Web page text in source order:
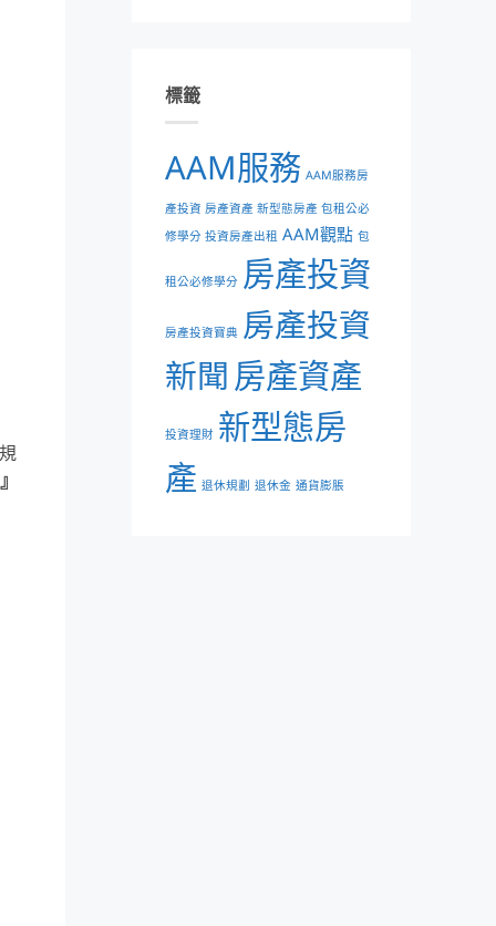
標籤
AAM服務 AAM服務房
產投資 房產資產 新型態房產 包租公必
修學分 投資房產出租 AAM觀點 包
租公必修學分 房產投資
房產投資寶典 房產投資
新聞房產資產
投資理財 新型態房
產 退休規劃 退休金 通貨膨脹